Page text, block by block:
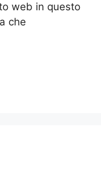
web in questo
che